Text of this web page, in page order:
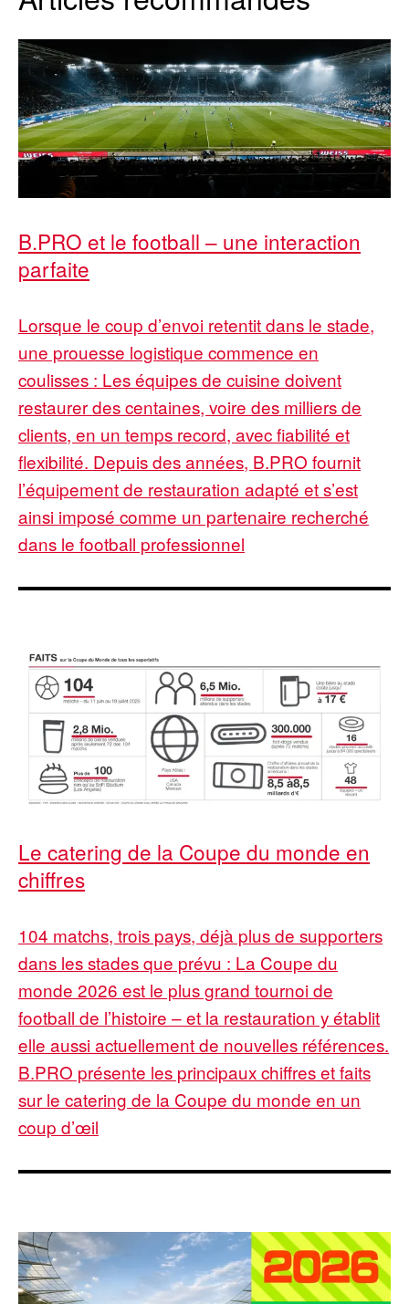
B.PRO et le football – une interaction
parfaite
Lorsque le coup d’envoi retentit dans le stade,
une prouesse logistique commence en
coulisses : Les équipes de cuisine doivent
restaurer des centaines, voire des milliers de
clients, en un temps record, avec fiabilité et
flexibilité. Depuis des années, B.PRO fournit
l’équipement de restauration adapté et s’est
ainsi imposé comme un partenaire recherché
dans le football professionnel
Le catering de la Coupe du monde en
chiffres
104 matchs, trois pays, déjà plus de supporters
dans les stades que prévu : La Coupe du
monde 2026 est le plus grand tournoi de
football de l’histoire – et la restauration y établit
elle aussi actuellement de nouvelles références.
B.PRO présente les principaux chiffres et faits
sur le catering de la Coupe du monde en un
coup d’œil